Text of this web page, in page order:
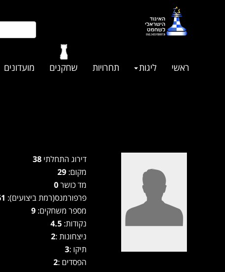
ראשי ליגות תחרויות שחקנים מועדונים
דירוג התחלתי 38
מקום: 29
מד כושר0
פרפורמנס(רמת ביצועים):
מספר משחקים: 9
נקודות:4.5
ניצחונות :2
תיקו :3
הפסדים :2